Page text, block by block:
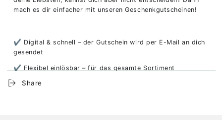
mach es dir einfacher mit unseren Geschenkgutscheinen!
✔ Digital & schnell – der Gutschein wird per E-Mail an dich
gesendet
✔ Flexibel einlösbar – für das gesamte Sortiment
Share